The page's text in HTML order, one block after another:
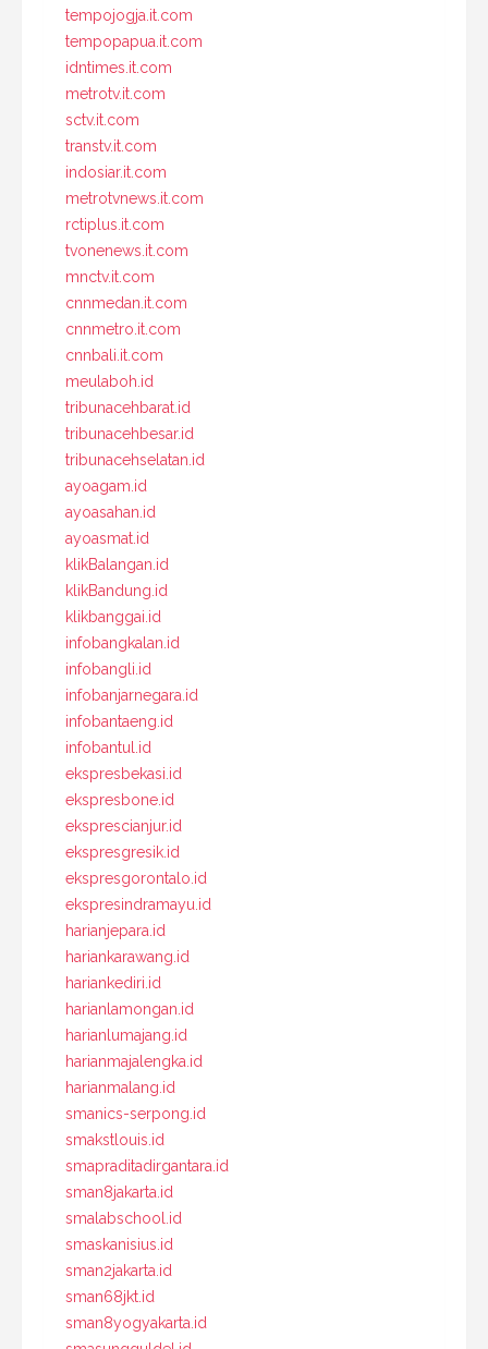
tempojogja.it.com
tempopapua.it.com
idntimes.it.com
metrotv.it.com
sctv.it.com
transtv.it.com
indosiar.it.com
metrotvnews.it.com
rctiplus.it.com
tvonenews.it.com
mnctv.it.com
cnnmedan.it.com
cnnmetro.it.com
cnnbali.it.com
meulaboh.id
tribunacehbarat.id
tribunacehbesar.id
tribunacehselatan.id
ayoagam.id
ayoasahan.id
ayoasmat.id
klikBalangan.id
klikBandung.id
klikbanggai.id
infobangkalan.id
infobangli.id
infobanjarnegara.id
infobantaeng.id
infobantul.id
ekspresbekasi.id
ekspresbone.id
eksprescianjur.id
ekspresgresik.id
ekspresgorontalo.id
ekspresindramayu.id
harianjepara.id
hariankarawang.id
hariankediri.id
harianlamongan.id
harianlumajang.id
harianmajalengka.id
harianmalang.id
smanics-serpong.id
smakstlouis.id
smapraditadirgantara.id
sman8jakarta.id
smalabschool.id
smaskanisius.id
sman2jakarta.id
sman68jkt.id
sman8yogyakarta.id